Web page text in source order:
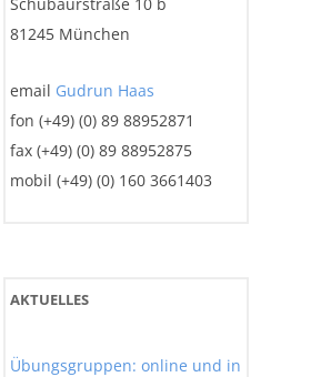
81245 München
email Gudrun Haas
fon (+49) (0) 89 88952871
fax (+49) (0) 89 88952875
mobil (+49) (0) 160 3661403
AKTUELLES
Übungsgruppen: online und in